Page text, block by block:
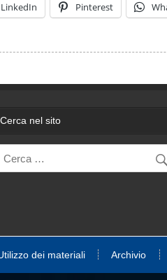
LinkedIn Pinterest
Cerca nel sito
dei materiali Archivio